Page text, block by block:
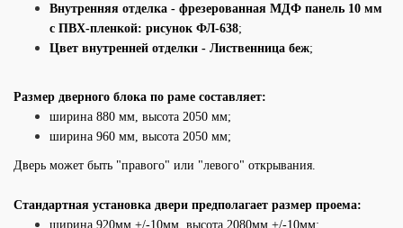
Внутренняя отделка - фрезерованная МДФ панель 10 мм
с ПВХ-пленкой: рисунок ФЛ-638;
Цвет внутренней отделки - Лиственница беж;
Размер дверного блока по раме составляет:
ширина 880 мм, высота 2050 мм;
ширина 960 мм, высота 2050 мм;
Дверь может быть "правого" или "левого" открывания.
Стандартная установка двери предполагает размер проема:
ширина 920мм +/-10мм, высота 2080мм +/-10мм;